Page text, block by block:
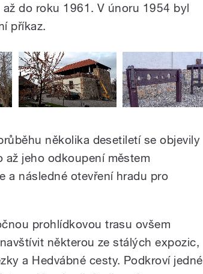
do roku 1961. V únoru 1954 byl
příkaz.
několika desetiletí se objevily
až jeho odkoupení městem
a následné otevření hradu pro
prohlídkovou trasu ovšem
některou ze stálých expozic,
a Hedvábné cesty. Podkroví jedné